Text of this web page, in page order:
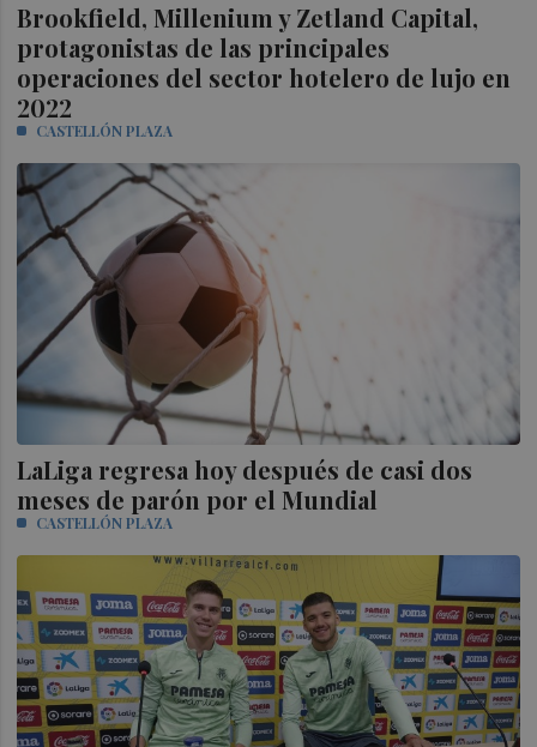
Brookfield, Millenium y Zetland Capital,
protagonistas de las principales
operaciones del sector hotelero de lujo en
2022
CASTELLÓN PLAZA
LaLiga regresa hoy después de casi dos
meses de parón por el Mundial
CASTELLÓN PLAZA